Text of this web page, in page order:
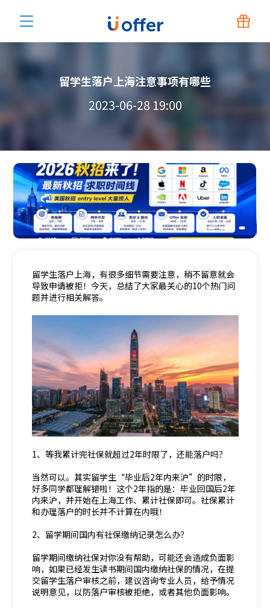
留学生落户上海注意事项有哪些
2023-06-28 19:00
留学生落户上海，有很多细节需要注意，稍不留意就会
导致申请被拒！今天，总结了大家最关心的10个热门问
题并进行相关解答。
1、等我累计完社保就超过2年时限了，还能落户吗？
当然可以。其实留学生“毕业后2年内来沪”的时限，
好多同学都理解错啦！这个2年指的是：毕业回国后2年
内来沪，并开始在上海工作、累计社保即可。社保累计
和办理落户的时长并不计算在内哦！
2、留学期间国内有社保缴纳记录怎么办？
留学期间缴纳社保对你没有帮助，可能还会造成负面影
响，如果已经发生读书期间国内缴纳社保的情况，在提
交留学生落户审核之前，建议咨询专业人员，给予情况
说明意见，以防落户审核被拒绝，或者其他负面影响。